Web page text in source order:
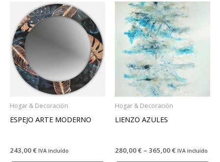
Hogar & Decoración
ESPEJO ARTE MODERNO
243,00€ IVA incluído
Hogar & Decoración
LIENZO AZULES
280,00€ – 365,00€ IVA incluído